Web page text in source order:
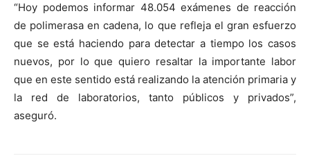
“Hoy podemos informar 48.054 exámenes de reacción
de polimerasa en cadena, lo que refleja el gran esfuerzo
que se está haciendo para detectar a tiempo los casos
nuevos, por lo que quiero resaltar la importante labor
que en este sentido está realizando la atención primaria y
la red de laboratorios, tanto públicos y privados”,
aseguró.